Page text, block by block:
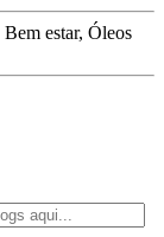
Bem estar, Óleos